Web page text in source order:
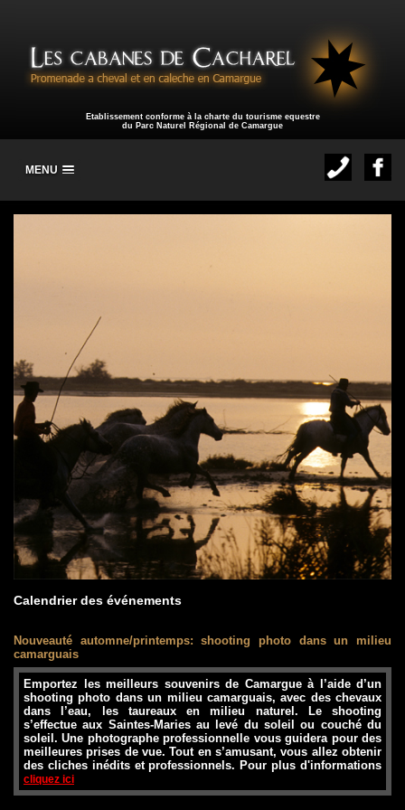
Etablissement conforme à la charte du tourisme equestre
du Parc Naturel Régional de Camargue
MENU
Calendrier des événements
Nouveauté automne/printemps: shooting photo dans un milieu
camarguais
Emportez les meilleurs souvenirs de Camargue à l’aide d’un
shooting photo dans un milieu camarguais, avec des chevaux
dans l’eau, les taureaux en milieu naturel. Le shooting
s’effectue aux Saintes-Maries au levé du soleil ou couché du
soleil. Une photographe professionnelle vous guidera pour des
meilleures prises de vue. Tout en s’amusant, vous allez obtenir
des cliches inédits et professionnels. Pour plus d'informations
cliquez ici